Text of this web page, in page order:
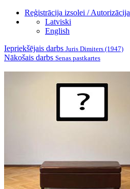
Reģistrācija izsolei / Autorizācija
Latviski
English
Iepriekšējais darbs Juris Dimiters (1947)
Nākošais darbs Senas pastkartes